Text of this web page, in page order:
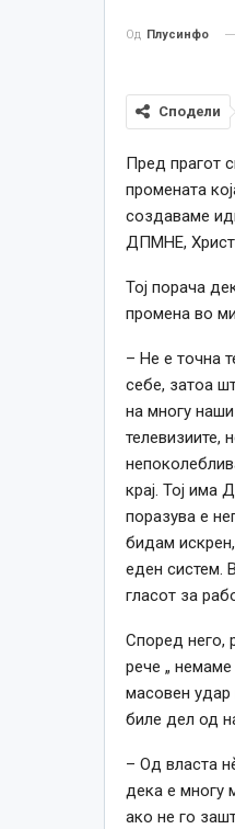
Од Плусинфо
Сподели
Пред прагот
промената
создаваме
ДПМНЕ,
Тој порача
промена во
– Не е точна
себе, затоа
на многу
телевизиите,
крај. Тој има
поразува е
бидам
еден систем.
гласот за
Според него,
рече „
масовен
биле дел од
– Од власта
дека е многу
ако не го